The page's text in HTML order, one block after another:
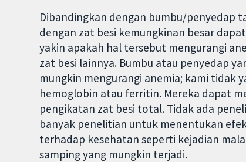
Dibandingkan dengan bumbu/penyedap
dengan zat besi kemungkinan besar
yakin apakah hal tersebut mengurangi
zat besi lainnya. Bumbu atau penyedap
mungkin mengurangi anemia; kami tidak
hemoglobin atau ferritin. Mereka dapat
pengikatan zat besi total. Tidak ada
banyak penelitian untuk menentukan
terhadap kesehatan seperti kejadian
samping yang mungkin terjadi.